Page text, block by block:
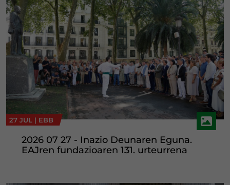
27 JUL | EBB
2026 07 27 - Inazio Deunaren Eguna.
EAJren fundazioaren 131. urteurrena